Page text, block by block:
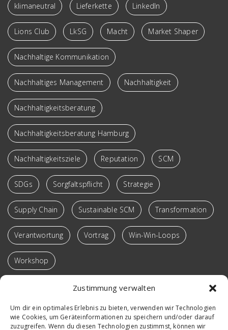
Zustimmung verwalten
Um dir ein optimales Erlebnis zu bieten, verwenden wir Technologien
wie Cookies, um Geräteinformationen zu speichern und/oder darauf
zuzugreifen. Wenn du diesen Technologien zustimmst, können wir
klimaneutral Lieferkette LinkedIn
Lions Club LkSG Macht Market Shaper
Nachhaltige Kommunikation
Nachhaltiges Management Nachhaltigkeit
Nachhaltigkeitsberatung
Nachhaltigkeitsberatung Hamburg
Nachhaltigkeitsziele Reputation SCM
SDGs Sorgfaltspflicht Strategie
Supply Chain Sustainable SCM Transformation
Verantwortung Vortrag Win-Win-Loops
Workshop